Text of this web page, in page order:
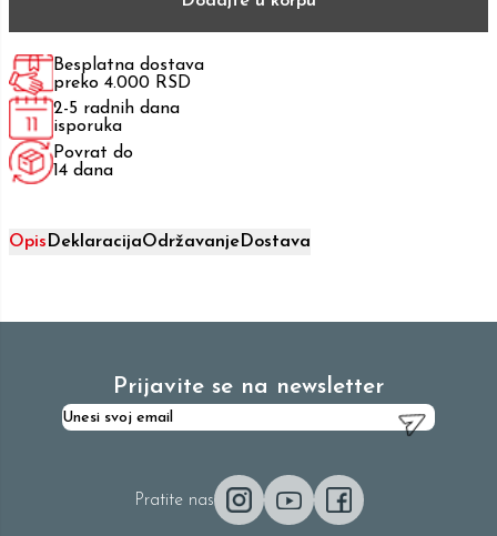
Besplatna dostava
preko 4.000 RSD
2-5 radnih dana
isporuka
Povrat do
14 dana
Opis DeklaracijaOdržavanjeDostava
Prijavite se na newsletter
Pratite nas